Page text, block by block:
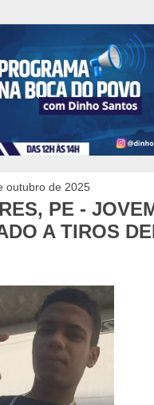
outubro de 2025
PE -
A TIROS